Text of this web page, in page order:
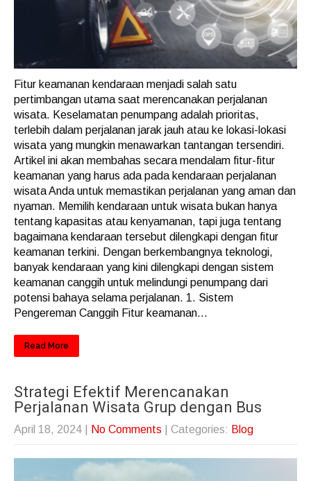
Fitur keamanan kendaraan menjadi salah satu
pertimbangan utama saat merencanakan perjalanan
wisata. Keselamatan penumpang adalah prioritas,
terlebih dalam perjalanan jarak jauh atau ke lokasi-lokasi
wisata yang mungkin menawarkan tantangan tersendiri.
Artikel ini akan membahas secara mendalam fitur-fitur
keamanan yang harus ada pada kendaraan perjalanan
wisata Anda untuk memastikan perjalanan yang aman dan
nyaman. Memilih kendaraan untuk wisata bukan hanya
tentang kapasitas atau kenyamanan, tapi juga tentang
bagaimana kendaraan tersebut dilengkapi dengan fitur
keamanan terkini. Dengan berkembangnya teknologi,
banyak kendaraan yang kini dilengkapi dengan sistem
keamanan canggih untuk melindungi penumpang dari
potensi bahaya selama perjalanan. 1. Sistem
Pengereman Canggih Fitur keamanan...
Read More
Strategi Efektif Merencanakan
Perjalanan Wisata Grup dengan Bus
April 18, 2024 No Comments | Categories: Blog